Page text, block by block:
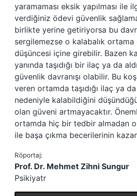
yaramaması eksik yapılması ile
verdiğiniz ödevi güvenlik
birlikte yerine getiriyorsa bu
sergilemezse o kalabalık
düşüncesi içine girebilir. Bazen
yanında taşıdığı bir ilaç ya da
güvenlik davranışı olabilir. Bu
veren ortamda taşıdığı ilaç ya da
nedeniyle kalabildiğini
olan güveni artmayacaktır.
ortamda hiç bir tedbir almadan
ile başa çıkma becerilerinin
Röportaj:
Prof. Dr. Mehmet Zihni Sungur
Psikiyatr